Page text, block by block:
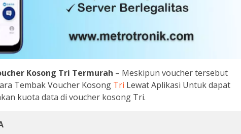
Kosong Tri Termurah – Meskipun voucher tersebut
Tembak Voucher Kosong Tri Lewat Aplikasi Untuk dapat
kuota data di voucher kosong Tri.